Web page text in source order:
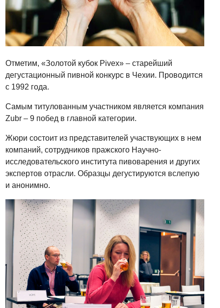
Отметим, «Золотой кубок Pivex»– старейший
дегустационный пивной конкурс в Чехии. Проводится
с 1992 года.
Самым титулованным участником является компания
Zubr– 9 побед в главной категории.
Жюри состоит из представителей участвующих в нем
компаний, сотрудников пражского Научно-
исследовательского института пивоварения и других
экспертов отрасли. Образцы дегустируются вслепую
и анонимно.